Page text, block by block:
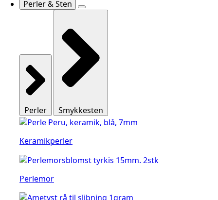
Perler & Sten
Perler Smykkesten
Keramikperler
Perlemor